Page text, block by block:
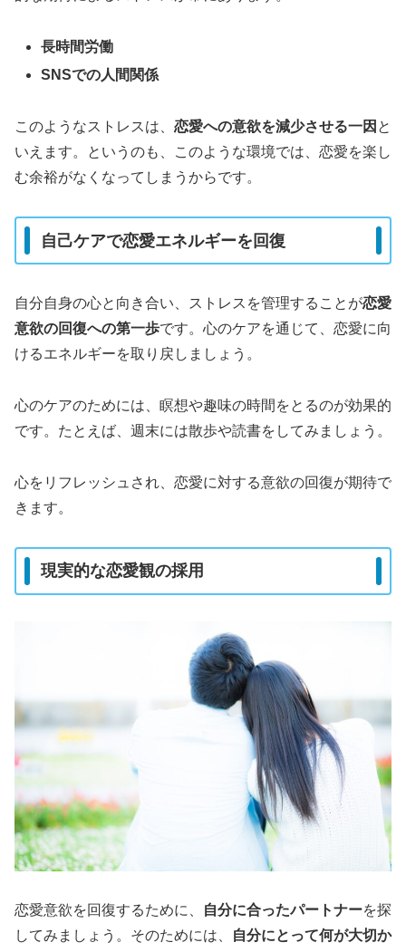
長時間労働
SNSでの人間関係
このようなストレスは、 恋愛への意欲を減少させる一因 と
いえます。というのも、このような環境では、恋愛を楽し
む余裕がなくなってしまうからです。
自己ケアで恋愛エネルギーを回復
自分自身の心と向き合い、ストレスを管理することが恋愛
意欲の回復への第一歩です。心のケアを通じて、恋愛に向
けるエネルギーを取り戻しましょう。
心のケアのためには、瞑想や趣味の時間をとるのが効果的
です。たとえば、週末には散歩や読書をしてみましょう。
心をリフレッシュされ、恋愛に対する意欲の回復が期待で
きます。
現実的な恋愛観の採用
恋愛意欲を回復するために、 自分に合ったパートナーを探
してみましょう。そのためには、
自分にとって何が大切か